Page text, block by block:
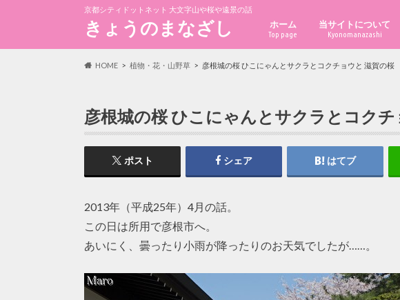
京都シティドットネット 大文字山や桜や遠景の話
きょうのまなざし ホーム
Top page
当サイトについて
Kyonomanazashi
HOME 植物・花・山野草 彦根城の桜 ひこにゃんとサクラとコクチョウと 滋賀の桜
彦根城の桜 ひこにゃんとサクラとコク
ポスト シェア はてブ
2013年（平成25年）4月の話。
この日は所用で彦根市へ。
あいにく、曇ったり小雨が降ったりのお天気でしたが……。